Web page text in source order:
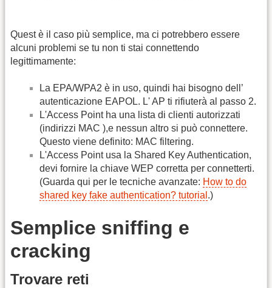
Quest è il caso più semplice, ma ci potrebbero essere
alcuni problemi se tu non ti stai connettendo
legittimamente:
La EPA/WPA2 è in uso, quindi hai bisogno dell’
autenticazione EAPOL. L' AP ti rifiuterà al passo 2.
L'Access Point ha una lista di clienti autorizzati
(indirizzi MAC ),e nessun altro si può connettere.
Questo viene definito: MAC filtering.
L'Access Point usa la Shared Key Authentication,
devi fornire la chiave WEP corretta per connetterti.
(Guarda qui per le tecniche avanzate: How to do
shared key fake authentication? tutorial .)
Semplice sniffing e
cracking
Trovare reti